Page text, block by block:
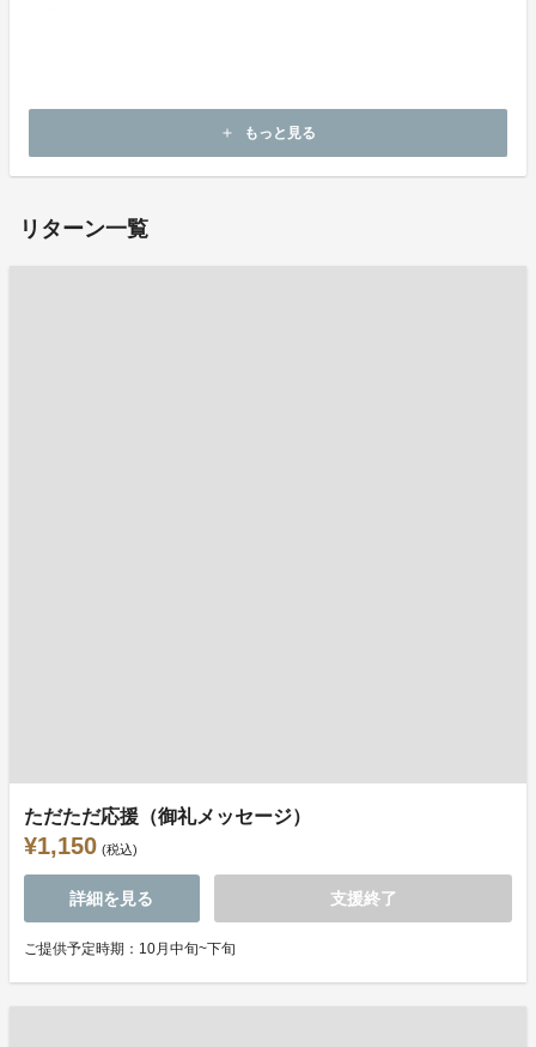
add もっと見る
リターン一覧
ただただ応援（御礼メッセージ）
¥1,150 (税込)
詳細を見る 支援終了
ご提供予定時期：10月中旬~下旬